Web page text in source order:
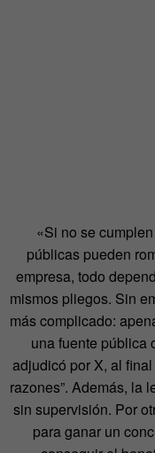
«Si no se
públicas pueden
empresa, todo
mismos pliegos. Sin
más complicado:
una fuente pública
adjudicó por X, al
razones”. Además, la
sin supervisión. Por
para ganar un